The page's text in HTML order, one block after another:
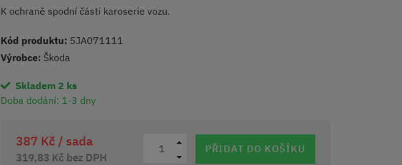
K ochraně spodní části karoserie vozu.
Kód produktu: 5JA071111
Výrobce: Škoda
Skladem 2 ks
Doba dodání: 1-3 dny
387 Kč / sada
319,83 Kč bez DPH
PŘIDAT DO KOŠÍKU